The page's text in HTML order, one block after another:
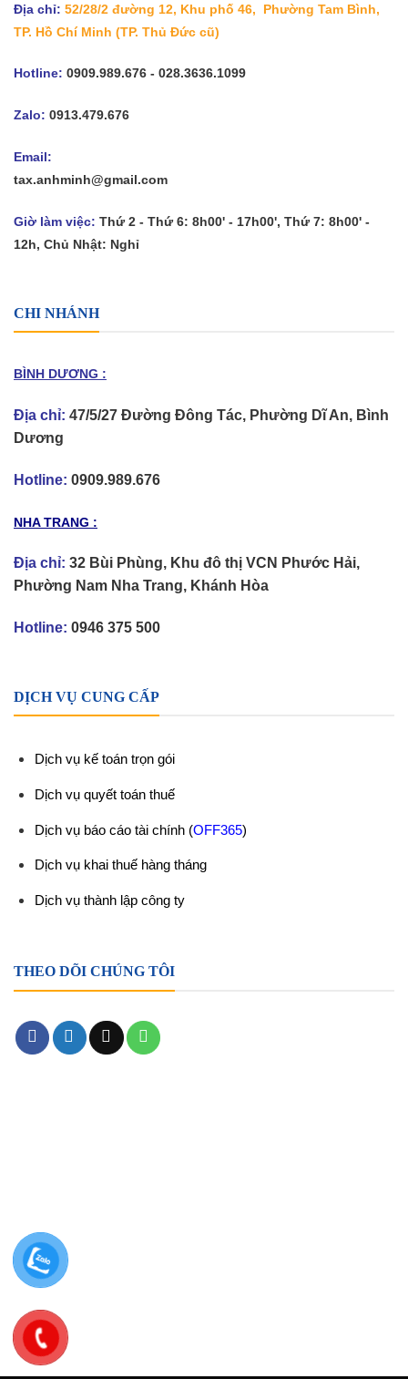
Địa chỉ: 52/28/2 đường 12, Khu phố 46, Phường Tam Bình,
TP. Hồ Chí Minh (TP. Thủ Đức cũ)
Hotline: 0909.989.676 - 028.3636.1099
Zalo: 0913.479.676
Email:
tax.anhminh@gmail.com
Giờ làm việc: Thứ 2 - Thứ 6: 8h00' - 17h00', Thứ 7: 8h00' -
12h, Chủ Nhật: Nghỉ
CHI NHÁNH
BÌNH DƯƠNG :
Địa chỉ: 47/5/27 Đường Đông Tác, Phường Dĩ An, Bình
Dương
Hotline: 0909.989.676
NHA TRANG :
Địa chỉ: 32 Bùi Phùng, Khu đô thị VCN Phước Hải,
Phường Nam Nha Trang, Khánh Hòa
Hotline: 0946 375 500
DỊCH VỤ CUNG CẤP
Dịch vụ kế toán trọn gói
Dịch vụ quyết toán thuế
Dịch vụ báo cáo tài chính (OFF365)
Dịch vụ khai thuế hàng tháng
Dịch vụ thành lập công ty
THEO DÕI CHÚNG TÔI